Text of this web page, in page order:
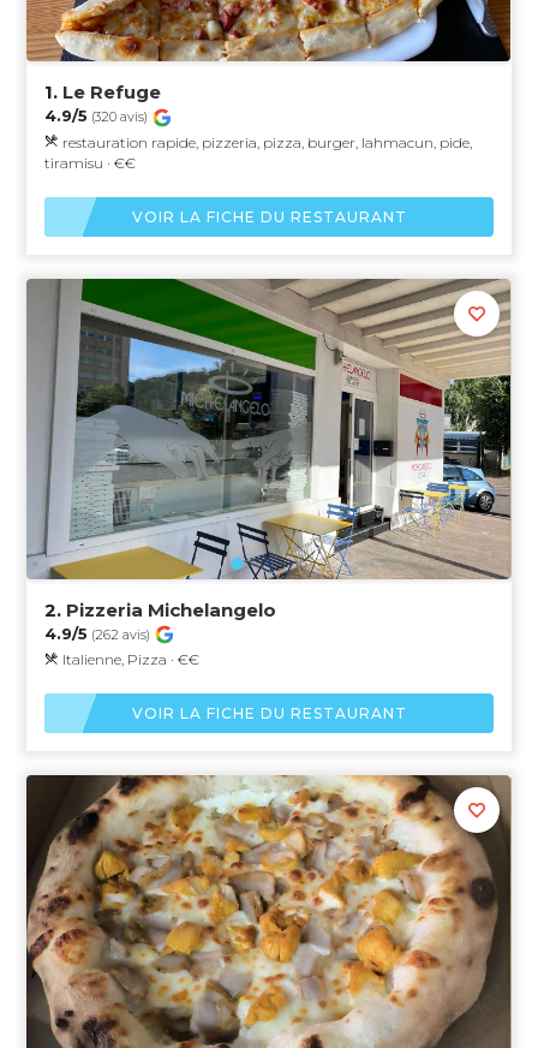
1. Le Refuge
4.9/5 (320 avis)
restauration rapide, pizzeria, pizza, burger, lahmacun, pide,
tiramisu · €€
VOIR LA FICHE DU RESTAURANT
2. Pizzeria Michelangelo
4.9/5 (262 avis)
Italienne, Pizza · €€
VOIR LA FICHE DU RESTAURANT